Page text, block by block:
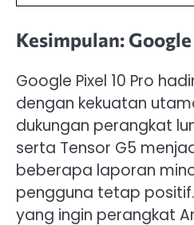
Kesimpulan:
Google Pixel 10 Pro
dengan kekuatan
dukungan perangkat
serta Tensor G5
beberapa laporan
pengguna tetap
yang ingin perangkat